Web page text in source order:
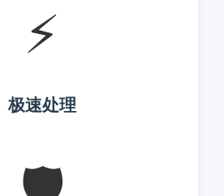
⚡
极速处理